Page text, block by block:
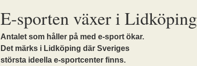
E-sporten växer i Lidköping
Antalet som håller på med e-sport ökar.
Det märks i Lidköping där Sveriges
största ideella e-sportcenter finns.